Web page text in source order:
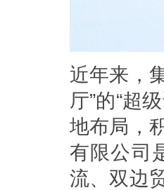
近年来，
厅”的“超
地布局，
有限公司
流、双边